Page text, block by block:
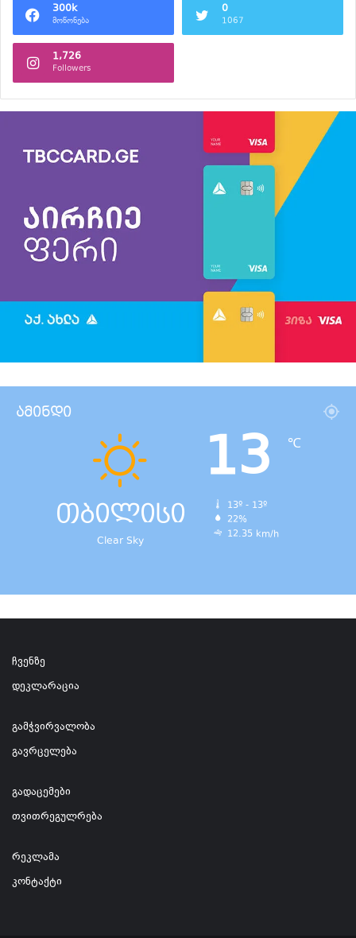
300k
მოწონება
0
1067
1,726
Followers
ამინდი
თბილისი
Clear Sky
13 ℃
13º - 13º
22%
12.35 km/h
ჩვენზე
დეკლარაცია
გამჭვირვალობა
გავრცელება
გადაცემები
თვითრეგულრება
რეკლამა
კონტაქტი